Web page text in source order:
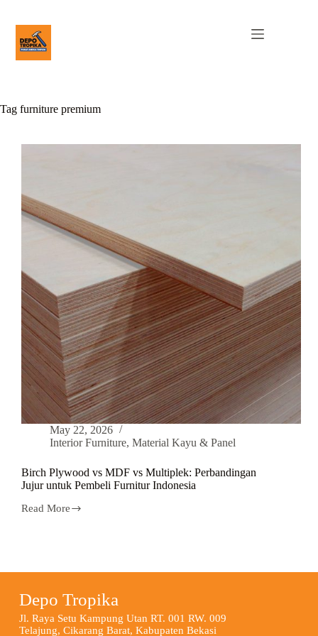
Tag furniture premium
May 22, 2026
Interior Furniture, Material Kayu & Panel
Birch Plywood vs MDF vs Multiplek: Perbandingan
Jujur untuk Pembeli Furnitur Indonesia
Read More
Depo Tropika
Jl. Raya Setu Kampung Utan RT. 001 RW. 009
Telajung, Cikarang Barat, Kabupaten Bekasi